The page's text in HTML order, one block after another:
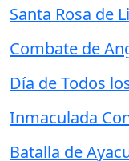
Santa Rosa de
Combate de
Día de Todos
Inmaculada
Batalla de